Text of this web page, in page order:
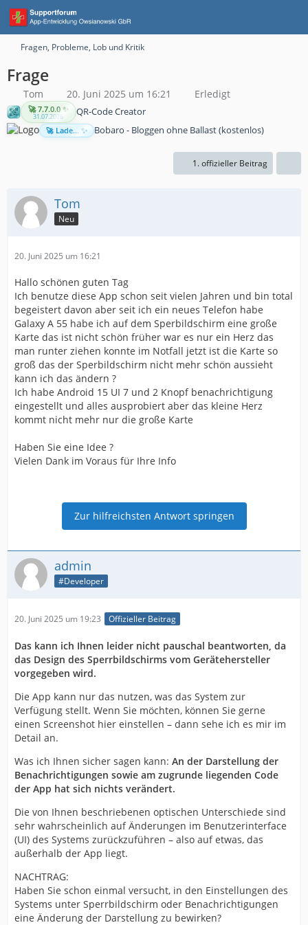
Fragen, Probleme, Lob und Kritik
Frage
Tom 20. Juni 2025 um 16:21 Erledigt
🚀 7.7.0.0 ✨
31.07.2026 QR-Code Creator
🚀 Lade... ✨ Bobaro - Bloggen ohne Ballast (kostenlos)
1. offizieller Beitrag
Tom
Neu
20. Juni 2025 um 16:21
Hallo schönen guten Tag
Ich benutze diese App schon seit vielen Jahren und bin total
begeistert davon aber seit ich ein neues Telefon habe
Galaxy A 55 habe ich auf dem Sperbildschirm eine große
Karte das ist nicht schön früher war es nur ein Herz das
man runter ziehen konnte im Notfall jetzt ist die Karte so
groß das der Sperbildschirm nicht mehr schön aussieht
kann ich das ändern ?
Ich habe Android 15 UI 7 und 2 Knopf benachrichtigung
eingestellt und alles ausprobiert aber das kleine Herz
kommt nicht mehr nur die große Karte
Haben Sie eine Idee ?
Vielen Dank im Voraus für Ihre Info
Zur hilfreichsten Antwort springen
admin
#Developer
20. Juni 2025 um 19:23 Offizieller Beitrag
Das kann ich Ihnen leider nicht pauschal beantworten, da
das Design des Sperrbildschirms vom Gerätehersteller
vorgegeben wird.
Die App kann nur das nutzen, was das System zur
Verfügung stellt. Wenn Sie möchten, können Sie gerne
einen Screenshot hier einstellen – dann sehe ich es mir im
Detail an.
Was ich Ihnen sicher sagen kann: An der Darstellung der
Benachrichtigungen sowie am zugrunde liegenden Code
der App hat sich nichts verändert.
Die von Ihnen beschriebenen optischen Unterschiede sind
sehr wahrscheinlich auf Änderungen im Benutzerinterface
(UI) des Systems zurückzuführen – also auf etwas, das
außerhalb der App liegt.
NACHTRAG:
Haben Sie schon einmal versucht, in den Einstellungen des
Systems unter Sperrbildschirm oder Benachrichtigungen
eine Änderung der Darstellung zu bewirken?